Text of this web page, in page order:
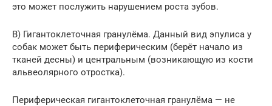
это может послужить нарушением роста зубов.
В) Гигантоклеточная гранулёма. Данный вид эпулиса у
собак может быть периферическим (берёт начало из
тканей десны) и центральным (возникающую из кости
альвеолярного отростка).
Периферическая гигантоклеточная гранулёма — не